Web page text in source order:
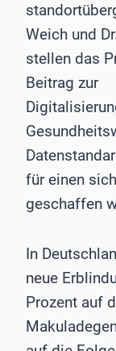
Weich und
stellen das
Beitrag zur
für einen
geschaffen
In
neue
Prozent auf